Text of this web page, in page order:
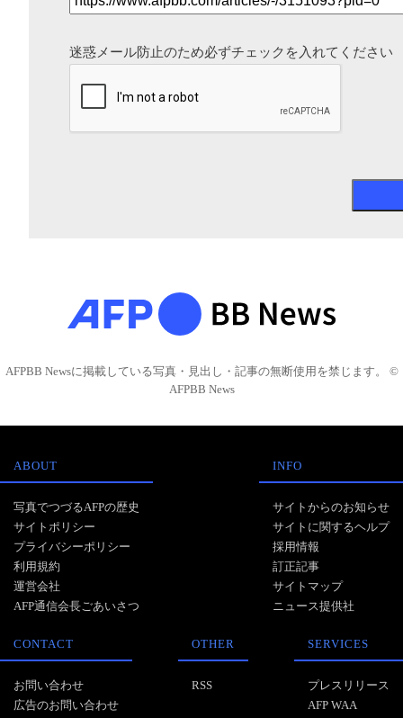
迷惑メール防止のため必ずチェックを入れてください
AFPBB Newsに掲載している写真・見出し・記事の無断使用を禁じます。 ©
AFPBB News
ABOUT
写真でつづるAFPの歴史
サイトポリシー
プライバシーポリシー
利用規約
運営会社
AFP通信会長ごあいさつ
INFO
サイトからのお知らせ
サイトに関するヘルプ
採用情報
訂正記事
サイトマップ
ニュース提供社
CONTACT
お問い合わせ
広告のお問い合わせ
OTHER
RSS
SERVICES
プレスリリース
AFP WAA